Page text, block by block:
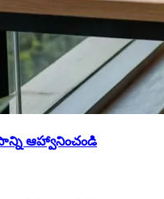
ఆహ్వానించండి